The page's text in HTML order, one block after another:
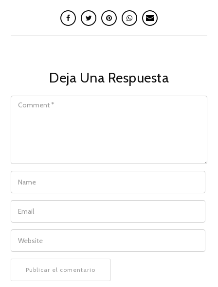
Deja Una Respuesta
COMMENT
NAME
EMAIL
WEBSITE